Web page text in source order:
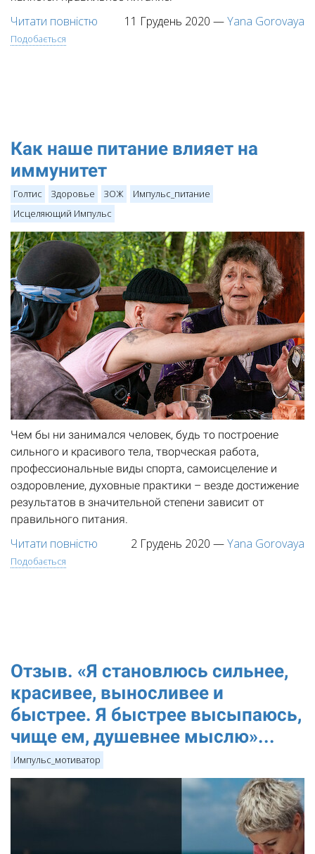
Читати повністю 11 Грудень 2020 —Yana Gorovaya
Подобається
Как наше питание влияет на
иммунитет
Голтис Здоровье ЗОЖ
Импульс_питание
Исцеляющий Импульс
Чем бы ни занимался человек, будь то построение
сильного и красивого тела, творческая работа,
профессиональные виды спорта, самоисцеление и
оздоровление, духовные практики – везде достижение
результатов в значительной степени зависит от
правильного питания.
Читати повністю 2 Грудень 2020 —Yana Gorovaya
Подобається
Отзыв. «Я становлюсь сильнее,
красивее, выносливее и
быстрее. Я быстрее высыпаюсь,
чище ем, душевнее мыслю»...
Импульс_мотиватор